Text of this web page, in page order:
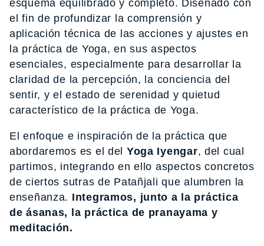
esquema equilibrado y completo. Diseñado con
el fin de profundizar la comprensión y
aplicación técnica de las acciones y ajustes en
la práctica de Yoga, en sus aspectos
esenciales, especialmente para desarrollar la
claridad de la percepción, la conciencia del
sentir, y el estado de serenidad y quietud
característico de la práctica de Yoga.
El enfoque e inspiración de la práctica que
abordaremos es el del Yoga Iyengar, del cual
partimos, integrando en ello aspectos concretos
de ciertos sutras de Patañjali que alumbren la
enseñanza. Integramos, junto a la práctica
de ásanas, la práctica de pranayama y
meditación.